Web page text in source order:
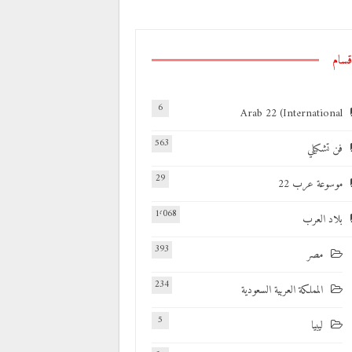
Arab 22 (International
6
فن تشكيلي 563
موسوعة عرب 22 29
بلاد العرب 1٬068
مصر 393
المملكة العربية السعودية 234
ليبيا 5